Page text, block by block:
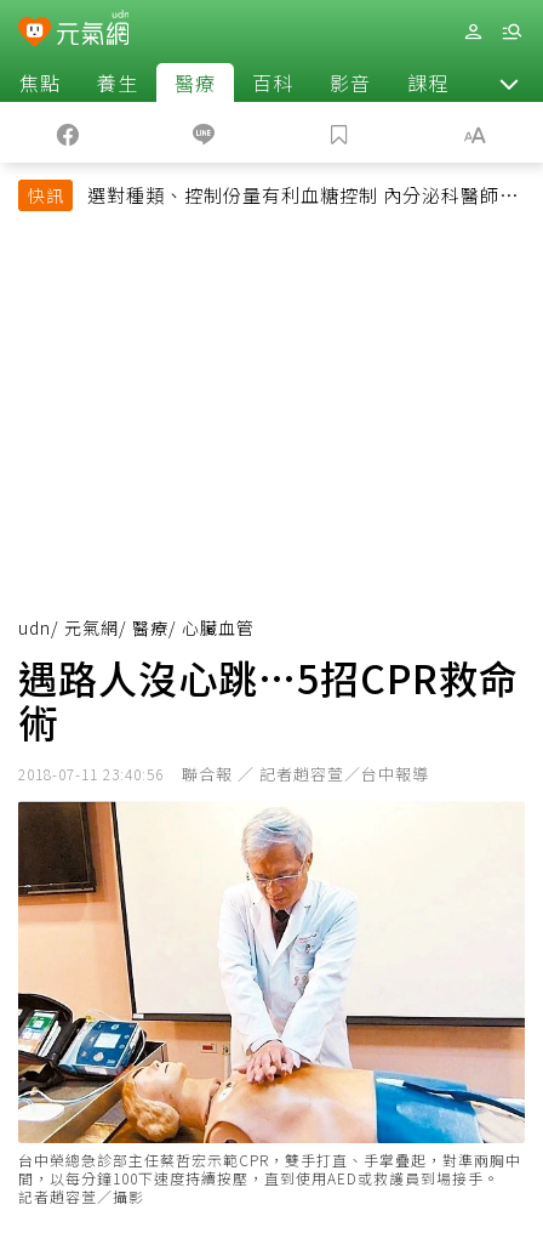
焦點 養生 醫療 百科 影音 課程 退休
快訊
選對種類、控制份量有利血糖控制 內分泌科醫師最
udn/ 元氣網/ 醫療/ 心臟血管
遇路人沒心跳…5招CPR救命
術
2018-07-11 23:40:56 聯合報 ／ 記者趙容萱／台中報導
台中榮總急診部主任蔡哲宏示範CPR，雙手打直、手掌疊起，對準兩胸中
間，以每分鐘100下速度持續按壓，直到使用AED或救護員到場接手。
記者趙容萱／攝影